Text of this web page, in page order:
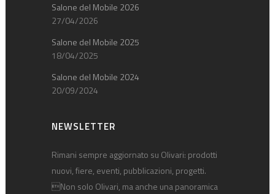
Salone del Mobile 2026
27/04/2026
Salone del Mobile 2025
18/04/2025
Salone del Mobile 2024
20/09/2024
NEWSLETTER
Rimani sempre aggiornato su Olivari: prodotti
nuovi, fiere, eventi, pubblicazioni, progetti.
Non solo Olivari, ma anche una panoramica